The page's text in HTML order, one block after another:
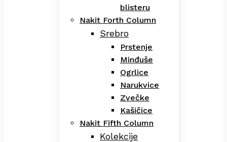
blisteru
Nakit Forth Column
Srebro
Prstenje
Minđuše
Ogrlice
Narukvice
Zvečke
Kašičice
Nakit Fifth Column
Kolekcije